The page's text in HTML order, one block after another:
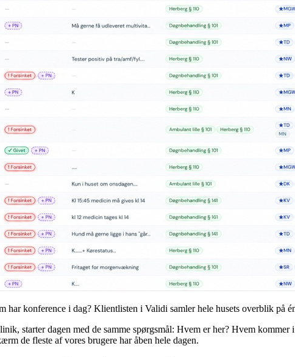
har konference i dag? Klientlisten i Validi samler hele husets overblik på
starter dagen med de samme spørgsmål: Hvem er her? Hvem
de fleste af vores brugere har åben hele dagen.